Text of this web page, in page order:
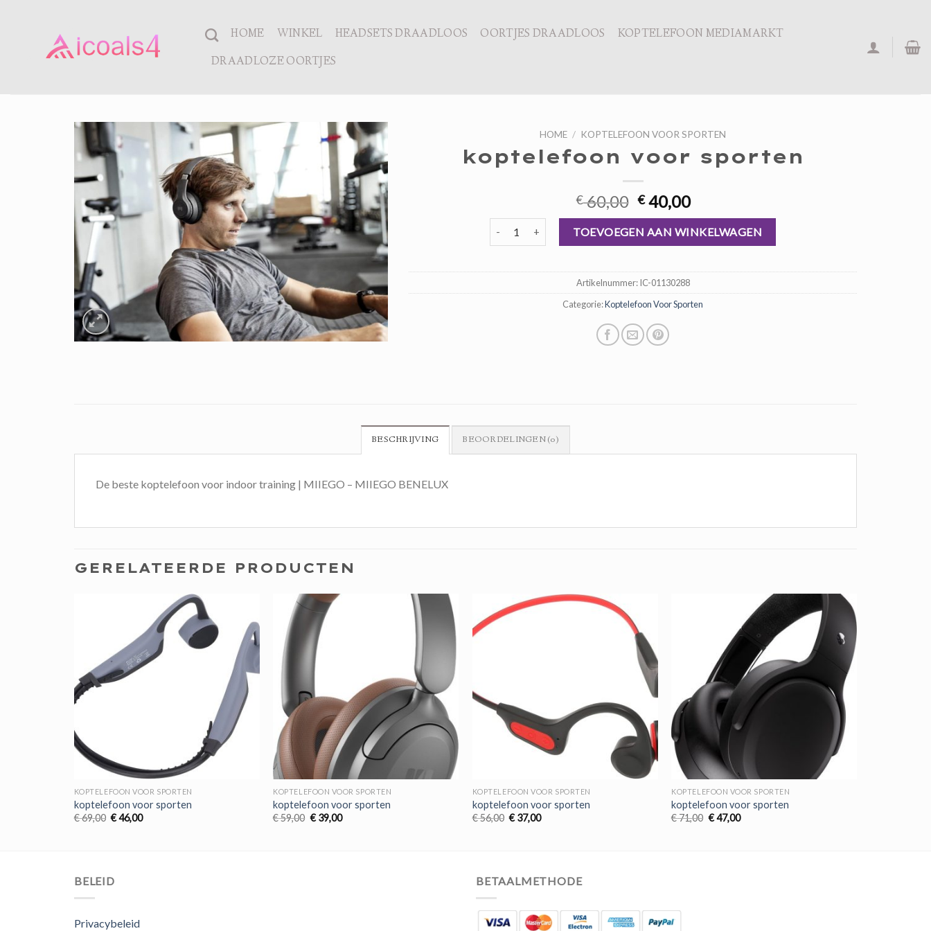
HOME WINKEL HEADSETS DRAADLOOS OORTJES DRAADLOOS
KOPTELEFOON MEDIAMARKT
DRAADLOZE OORTJES
HOME / KOPTELEFOON VOOR SPORTEN
koptelefoon voor sporten
€60,00 Oorspronkelijke
prijs
was:
€ 60,00.
€40,00Huidige
prijs
is:
€ 40,00.
koptelefoon voor sporten aantalTOEVOEGEN AAN WINKELWAGEN
Artikelnummer:IC-01130288
Categorie:Koptelefoon Voor Sporten
BESCHRIJVING BEOORDELINGEN (0)
De beste koptelefoon voor indoor training | MIIEGO – MIIEGO BENELUX
GERELATEERDE PRODUCTEN
KOPTELEFOON VOOR SPORTEN
koptelefoon voor sporten
€69,00 Oorspronkelijke
€46,00Huidige
KOPTELEFOON VOOR SPORTEN
koptelefoon voor sporten
€59,00 Oorspronkelijke
€39,00Huidige
KOPTELEFOON VOOR SPORTEN
koptelefoon voor sporten
€56,00 Oorspronkelijke
€37,00Huidige
KOPTELEFOON VOOR SPORTEN
koptelefoon voor sporten
€71,00 Oorspronkelijke
€47,00Huidige
BELEID
Privacybeleid
BETAALMETHODE